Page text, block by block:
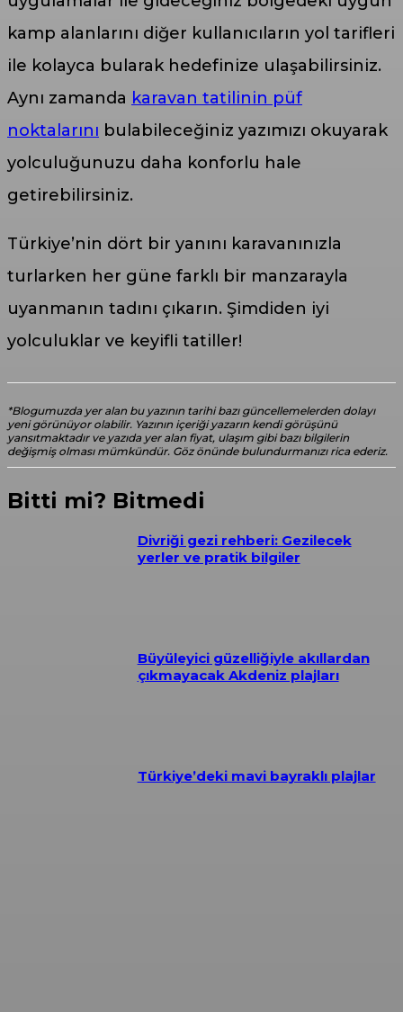
kamp alanlarını diğer kullanıcıların yol tarifleri
ile kolayca bularak hedefinize ulaşabilirsiniz.
Aynı zamanda karavan tatilinin püf
noktalarını bulabileceğiniz yazımızı okuyarak
yolculuğunuzu daha konforlu hale
getirebilirsiniz.
Türkiye’nin dört bir yanını karavanınızla
turlarken her güne farklı bir manzarayla
uyanmanın tadını çıkarın. Şimdiden iyi
yolculuklar ve keyifli tatiller!
*Blogumuzda yer alan bu yazının tarihi bazı güncellemelerden dolayı
yeni görünüyor olabilir. Yazının içeriği yazarın kendi görüşünü
yansıtmaktadır ve yazıda yer alan fiyat, ulaşım gibi bazı bilgilerin
değişmiş olması mümkündür. Göz önünde bulundurmanızı rica ederiz.
Bitti mi? Bitmedi
Divriği gezi rehberi: Gezilecek
yerler ve pratik bilgiler
Büyüleyici güzelliğiyle akıllardan
çıkmayacak Akdeniz plajları
Türkiye’deki mavi bayraklı plajlar